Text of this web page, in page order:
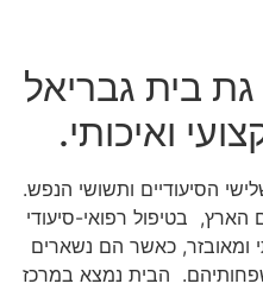
בית גבריאל
ואיכותי.
הסיעודיים ותשושי הנפש.
הארץ, בטיפול רפואי-סיעודי
ומאובזר, כאשר הם נשארים
הבית נמצא במרכז